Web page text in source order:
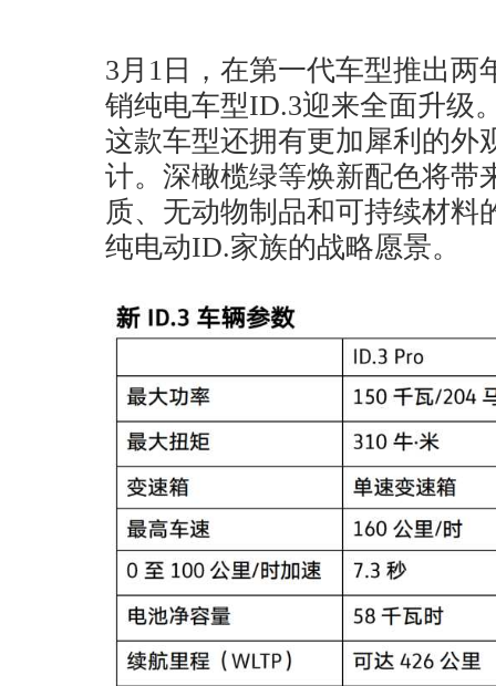
3月1日，在第一代车型推出两
销纯电车型ID.3迎来全面升级
这款车型还拥有更加犀利的外
计。深橄榄绿等焕新配色将带
质、无动物制品和可持续材料
纯电动ID.家族的战略愿景。